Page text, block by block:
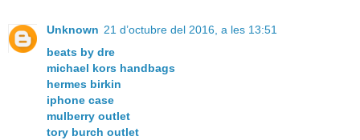
Unknown 21 d’octubre del 2016, a les 13:51
beats by dre
michael kors handbags
hermes birkin
iphone case
mulberry outlet
tory burch outlet